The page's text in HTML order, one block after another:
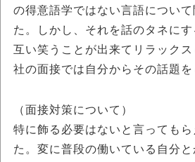
の得意語学ではない言語につい
た。しかし、それを話のタネに
互い笑うことが出来てリラック
社の面接では自分からその話題を
（面接対策について）
特に飾る必要はないと言っても
た。変に普段の働いている自分